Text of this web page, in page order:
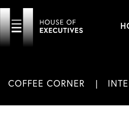
COFFEE CORNER